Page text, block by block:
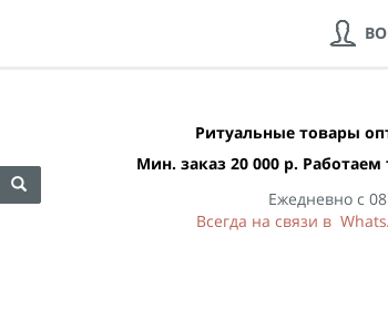
Ритуальные товары
Мин. заказ 20 000 р.
Ежедневно с
Всегда на связи в